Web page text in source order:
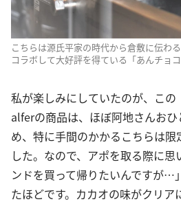
こちらは源氏平家の時代から倉敷に伝わ
コラボして大好評を得ている「あんチョコ
私が楽しみにしていたのが、この
alferの商品は、ほぼ阿地さんお
め、特に手間のかかるこちらは
した。なので、アポを取る際に
ンドを買って帰りたいんですが…
たほどです。カカオの味がクリ